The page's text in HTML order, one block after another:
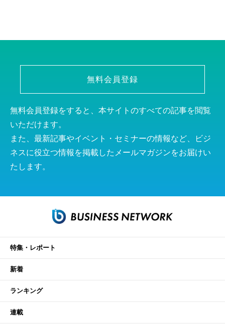
無料会員登録
無料会員登録をすると、本サイトのすべての記事を閲覧
いただけます。
また、最新記事やイベント・セミナーの情報など、ビジ
ネスに役立つ情報を掲載したメールマガジンをお届けい
たします。
特集・レポート
新着
ランキング
連載